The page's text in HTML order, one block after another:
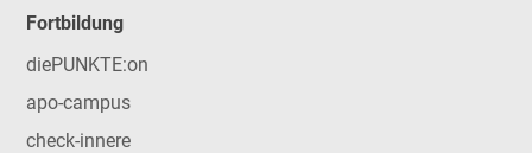
Fortbildung
diePUNKTE:on
apo-campus
check-innere